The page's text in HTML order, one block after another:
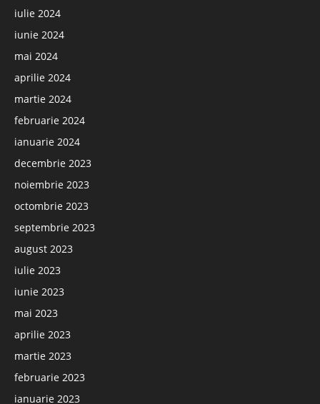
iulie 2024
iunie 2024
mai 2024
aprilie 2024
martie 2024
februarie 2024
ianuarie 2024
decembrie 2023
noiembrie 2023
octombrie 2023
septembrie 2023
august 2023
iulie 2023
iunie 2023
mai 2023
aprilie 2023
martie 2023
februarie 2023
ianuarie 2023